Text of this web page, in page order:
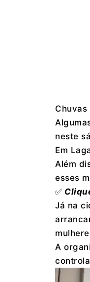
neste
Em
Além
esses
✅
Já na
A